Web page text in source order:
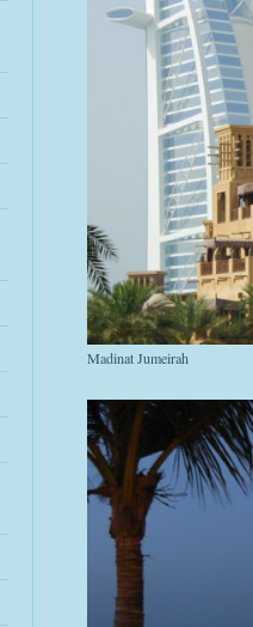
Madinat Jumeirah